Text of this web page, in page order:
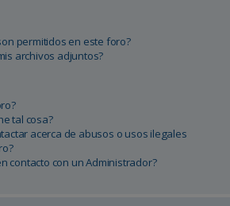
permitidos en este foro?
archivos adjuntos?
tal cosa?
acerca de abusos o usos ilegales
contacto con un Administrador?